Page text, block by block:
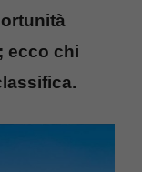
ecco chi